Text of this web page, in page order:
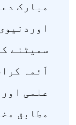
مبارک
سمیٹنے
اَئمہ
علمی
مطابق